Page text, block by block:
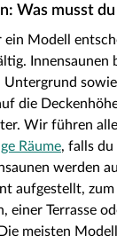
Was musst
ein Modell
Innensaunen
die
Wir führen
Räume, falls
werden
aufgestellt,
einer Terrasse
meisten